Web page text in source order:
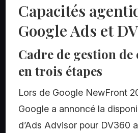
Capacités
Google Ads et
Cadre de gestion de
en trois étapes
Lors de Google NewFront
Google a annoncé la
d’Ads Advisor pour DV360